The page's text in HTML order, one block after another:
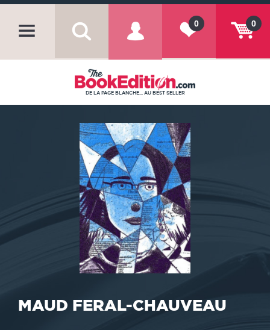
0
0
DE LA PAGE BLANCHE... AU BEST SELLER
MAUD FERAL-CHAUVEAU